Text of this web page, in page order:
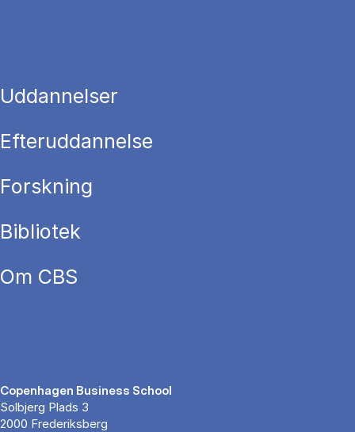
Uddannelser
Efteruddannelse
Forskning
Bibliotek
Om CBS
Copenhagen Business School
Solbjerg Plads 3
2000 Frederiksberg